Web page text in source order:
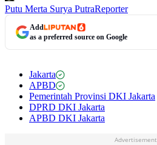
Putu Merta Surya PutraReporter
Add
as a preferred source on Google
Jakarta
APBD
Pemerintah Provinsi DKI Jakarta
DPRD DKI Jakarta
APBD DKI Jakarta
Advertisement